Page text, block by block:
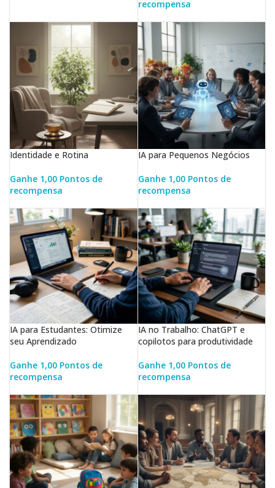
recompensa
Identidade e Rotina
Ganhe 1,00 Pontos de
recompensa
IA para Pequenos Negócios
Ganhe 1,00 Pontos de
recompensa
IA para Estudantes: Otimize
seu Aprendizado
Ganhe 1,00 Pontos de
recompensa
IA no Trabalho: ChatGPT e
copilotos para produtividade
Ganhe 1,00 Pontos de
recompensa